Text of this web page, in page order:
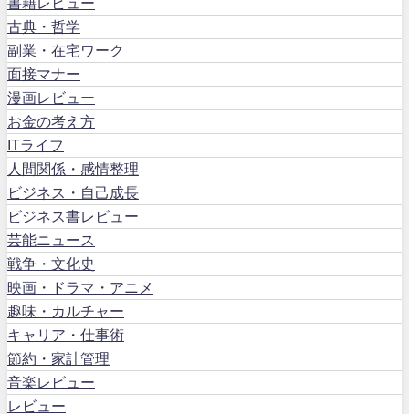
古典・哲学
副業・在宅ワーク
面接マナー
漫画レビュー
お金の考え方
ITライフ
人間関係・感情整理
ビジネス・自己成長
ビジネス書レビュー
芸能ニュース
戦争・文化史
映画・ドラマ・アニメ
趣味・カルチャー
キャリア・仕事術
節約・家計管理
音楽レビュー
レビュー